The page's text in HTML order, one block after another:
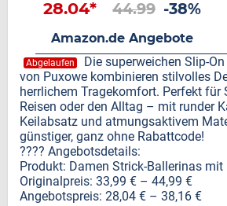
28.04* 44.99 -38%
Amazon.de Angebote
Abgelaufen
Die superweichen Slip-
von Puxowe kombinieren stilvolles
herrlichem Tragekomfort. Perfekt für
Reisen oder den Alltag – mit runder
Keilabsatz und atmungsaktivem
günstiger, ganz ohne Rabattcode!
???? Angebotsdetails:
Produkt: Damen Strick-Ballerinas mit
Originalpreis: 33,99 € – 44,99 €
Angebotspreis: 28,04 € – 38,16 €